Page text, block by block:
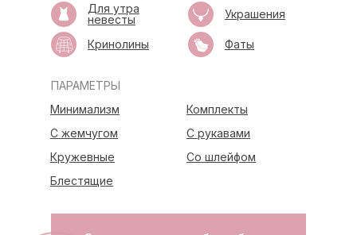
Минимализм
С жемчугом
Кружевные
Блестящие
Со шлейфом
Комплекты
С рукавами
ПАРАМЕТРЫ
Для утра
невесты
Кринолины
Украшения
Фаты